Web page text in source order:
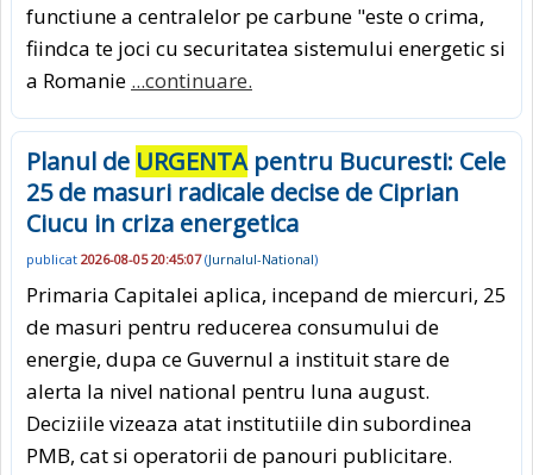
functiune a centralelor pe carbune "este o crima,
fiindca te joci cu securitatea sistemului energetic si
a Romanie ...continuare.
Planul de URGENTApentru Bucuresti: Cele
25 de masuri radicale decise de Ciprian
Ciucu in criza energetica
publicat 2026-08-05 20:45:07(Jurnalul-National)
Primaria Capitalei aplica, incepand de miercuri, 25
de masuri pentru reducerea consumului de
energie, dupa ce Guvernul a instituit stare de
alerta la nivel national pentru luna august.
Deciziile vizeaza atat institutiile din subordinea
PMB, cat si operatorii de panouri publicitare.